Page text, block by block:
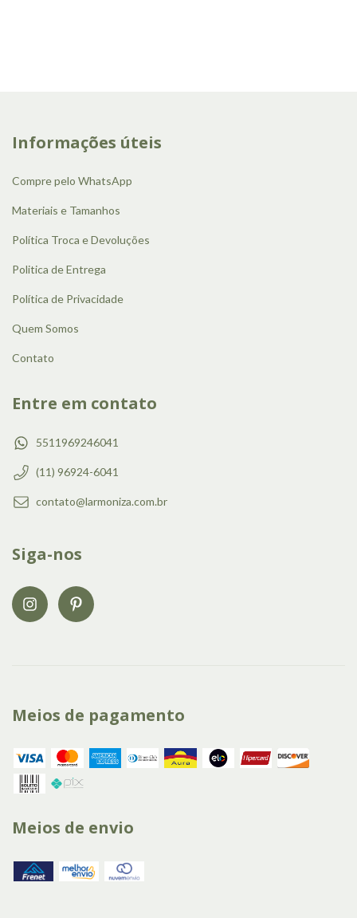
Informações úteis
Compre pelo WhatsApp
Materiais e Tamanhos
Política Troca e Devoluções
Politica de Entrega
Política de Privacidade
Quem Somos
Contato
Entre em contato
5511969246041
(11) 96924-6041
contato@larmoniza.com.br
Siga-nos
Meios de pagamento
Meios de envio